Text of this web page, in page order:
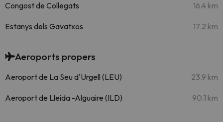
Congost de Collegats 16.4 km
Estanys dels Gavatxos 17.2 km
Aeroports propers
Aeroport de La Seu d'Urgell (LEU) 23.9 km
Aeroport de Lleida -Alguaire (ILD) 90.1 km